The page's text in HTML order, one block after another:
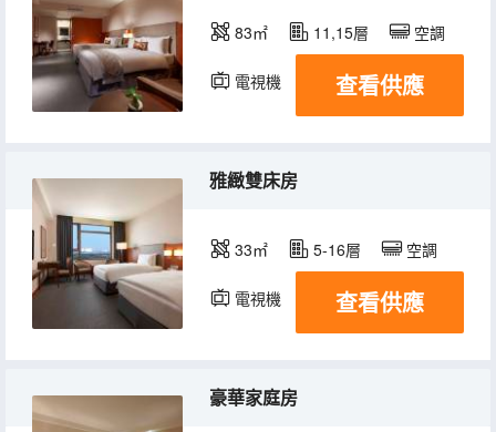
83㎡ 11,15層 空調
電視機 冰箱
查看供應
雅緻雙床房
33㎡ 5-16層 空調
電視機 冰箱
查看供應
豪華家庭房